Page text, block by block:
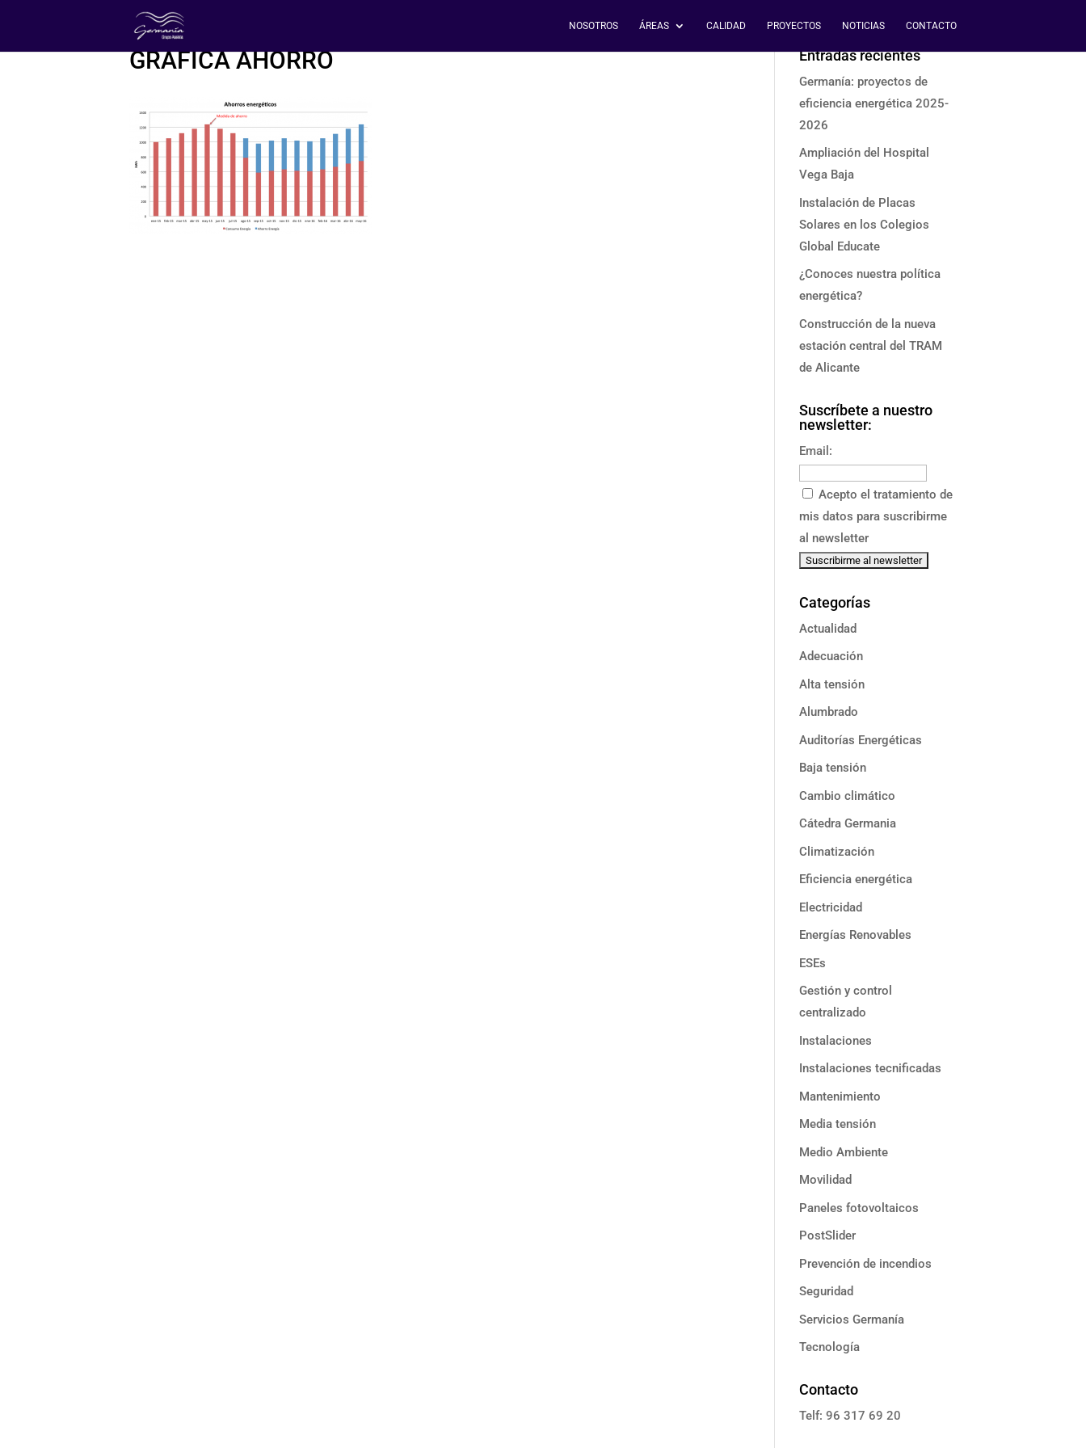
NOSOTROS ÁREAS CALIDAD PROYECTOS NOTICIAS CONTACTO
GRAFICA AHORRO Entradas recientes
Germanía: proyectos de
eficiencia energética 2025-
2026
Ampliación del Hospital
Vega Baja
Instalación de Placas
Solares en los Colegios
Global Educate
¿Conoces nuestra política
energética?
Construcción de la nueva
estación central del TRAM
de Alicante
Suscríbete a nuestro
newsletter:
Email:
Acepto el tratamiento de
mis datos para suscribirme
al newsletter
Categorías
Actualidad
Adecuación
Alta tensión
Alumbrado
Auditorías Energéticas
Baja tensión
Cambio climático
Cátedra Germania
Climatización
Eficiencia energética
Electricidad
Energías Renovables
ESEs
Gestión y control
centralizado
Instalaciones
Instalaciones tecnificadas
Mantenimiento
Media tensión
Medio Ambiente
Movilidad
Paneles fotovoltaicos
PostSlider
Prevención de incendios
Seguridad
Servicios Germanía
Tecnología
Contacto
Telf: 96 317 69 20